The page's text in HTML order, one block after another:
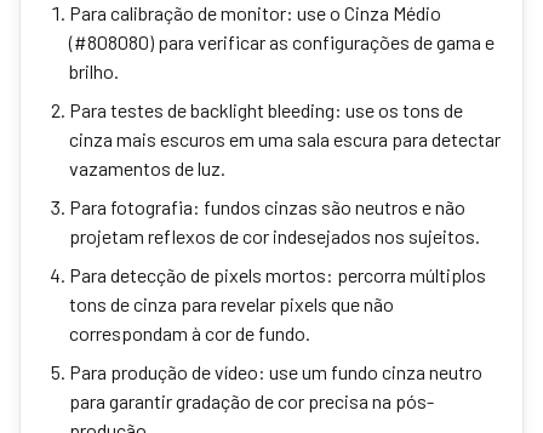
Para calibração de monitor: use o Cinza Médio
(#808080) para verificar as configurações de gama e
brilho.
Para testes de backlight bleeding: use os tons de
cinza mais escuros em uma sala escura para detectar
vazamentos de luz.
Para fotografia: fundos cinzas são neutros e não
projetam reflexos de cor indesejados nos sujeitos.
Para detecção de pixels mortos: percorra múltiplos
tons de cinza para revelar pixels que não
correspondam à cor de fundo.
Para produção de vídeo: use um fundo cinza neutro
para garantir gradação de cor precisa na pós-